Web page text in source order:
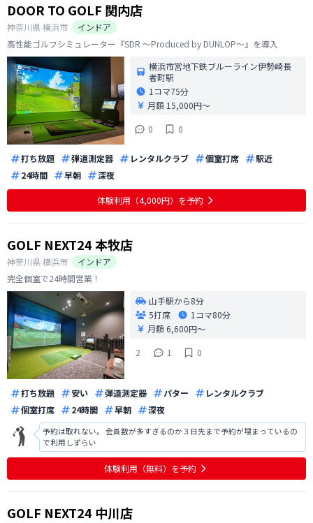
DOOR TO GOLF 関内店
神奈川県横浜市
インドア
高性能ゴルフシミュレーター『SDR ～Produced by DUNLOP～』を導入
横浜市営地下鉄ブルーライン伊勢崎長
者町駅
1コマ75分
月額 15,000円〜
0
0
打ち放題 弾道測定器 レンタルクラブ 個室打席
駅近
24時間
早朝 深夜
体験利用（4,000円）を予約
GOLF NEXT24 本牧店
神奈川県横浜市
インドア
完全個室で24時間営業！
山手駅から8分
5打席
1コマ80分
月額 6,600円〜
2
1 0
打ち放題 安い 弾道測定器 パター
レンタルクラブ
個室打席
24時間 早朝 深夜
予約は取れない。 会員数が多すぎるのか３日先まで予約が埋まっているの
で利用しずらい
体験利用（無料）を予約
GOLF NEXT24 中川店